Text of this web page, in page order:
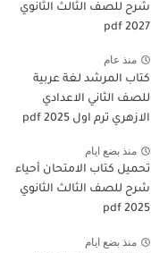
شرح للصف الثالث الثانوي
2027 pdf
منذ عام
كتاب المرشد لغة عربية
للصف الثاني الاعدادي
الازهري ترم اول 2025 pdf
منذ بضع ايام
تحميل كتاب الامتحان أحياء
شرح للصف الثالث الثانوي
2025 pdf
منذ بضع ايام